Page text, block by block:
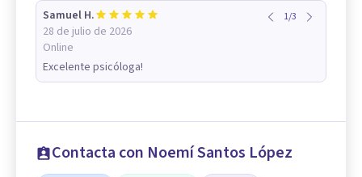
Samuel H.
28 de julio de 2026
Online
1/3
Excelente psicóloga!
Contacta con Noemí Santos López